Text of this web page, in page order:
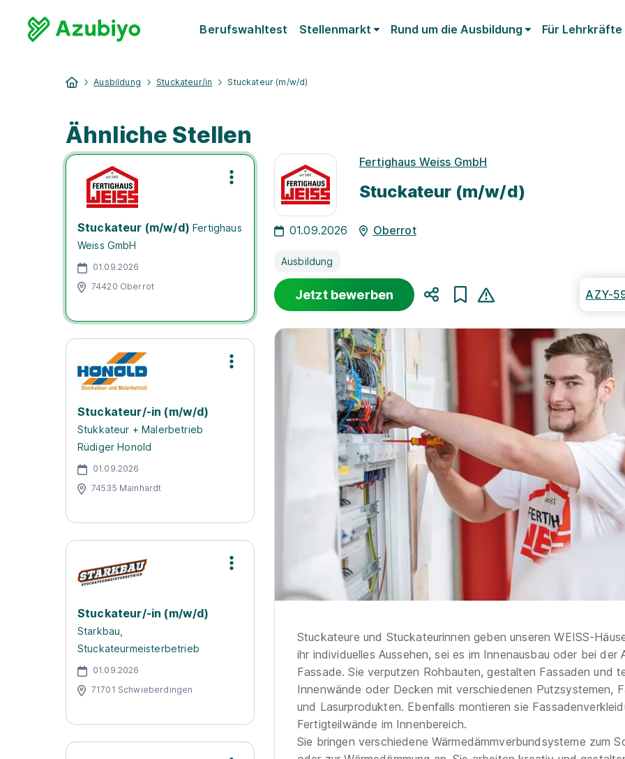
Berufswahltest Stellenmarkt Rund um die Ausbildung Für Lehrkräfte
Ausbildung Stuckateur/in Stuckateur (m/w/d)
Ähnliche Stellen
Stuckateur (m/w/d) Fertighaus
Weiss GmbH
01.09.2026
74420 Oberrot
Stuckateur/-in (m/w/d)
Stukkateur + Malerbetrieb
Rüdiger Honold
01.09.2026
74535 Mainhardt
Stuckateur/-in (m/w/d)
Starkbau,
Stuckateurmeisterbetrieb
01.09.2026
71701 Schwieberdingen
Fertighaus Weiss GmbH
Stuckateur (m/w/d)
01.09.2026 Oberrot
Ausbildung
Jetzt bewerben AZY-
Stuckateure und Stuckateurinnen geben unseren WEISS-
ihr individuelles Aussehen, sei es im Innenausbau oder bei der
Fassade. Sie verputzen Rohbauten, gestalten Fassaden und
Innenwände oder Decken mit verschiedenen Putzsystemen,
und Lasurprodukten. Ebenfalls montieren sie
Fertigteilwände im Innenbereich.
Sie bringen verschiedene Wärmedämmverbundsysteme zum